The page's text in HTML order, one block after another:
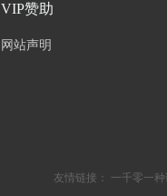
VIP赞助
网站声明
友情链接：
一千零一